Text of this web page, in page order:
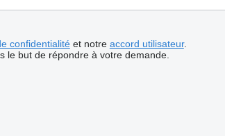
confidentialitéet notre accord utilisateur.
le but de répondre à votre demande.